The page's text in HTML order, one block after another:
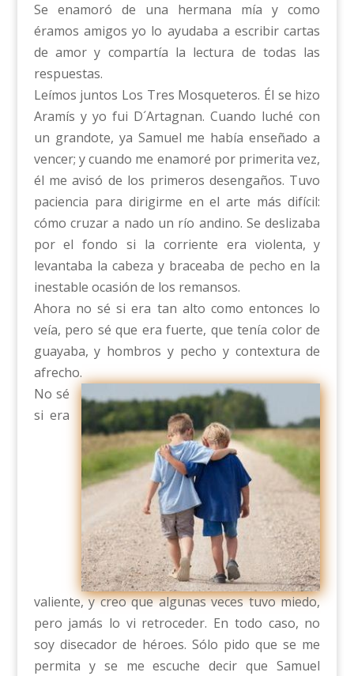
Se enamoró de una hermana mía y como
éramos amigos yo lo ayudaba a escribir cartas
de amor y compartía la lectura de todas las
respuestas.
Leímos juntos Los Tres Mosqueteros. Él se hizo
Aramís y yo fui D´Artagnan. Cuando luché con
un grandote, ya Samuel me había enseñado a
vencer; y cuando me enamoré por primerita vez,
él me avisó de los primeros desengaños. Tuvo
paciencia para dirigirme en el arte más difícil:
cómo cruzar a nado un río andino. Se deslizaba
por el fondo si la corriente era violenta, y
levantaba la cabeza y braceaba de pecho en la
inestable ocasión de los remansos.
Ahora no sé si era tan alto como entonces lo
veía, pero sé que era fuerte, que tenía color de
guayaba, y hombros y pecho y contextura de
afrecho.
No sé
si era
valiente, y creo que algunas veces tuvo miedo,
pero jamás lo vi retroceder. En todo caso, no
soy disecador de héroes. Sólo pido que se me
permita y se me escuche decir que Samuel